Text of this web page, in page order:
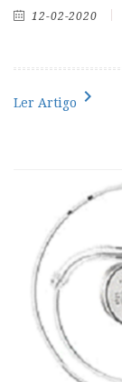
12-02-2020
Ler Artigo chevron_right